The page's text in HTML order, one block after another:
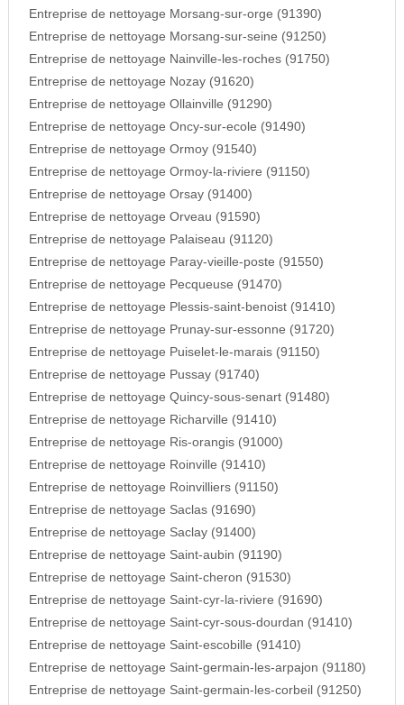
Entreprise de nettoyage Morsang-sur-orge (91390)
Entreprise de nettoyage Morsang-sur-seine (91250)
Entreprise de nettoyage Nainville-les-roches (91750)
Entreprise de nettoyage Nozay (91620)
Entreprise de nettoyage Ollainville (91290)
Entreprise de nettoyage Oncy-sur-ecole (91490)
Entreprise de nettoyage Ormoy (91540)
Entreprise de nettoyage Ormoy-la-riviere (91150)
Entreprise de nettoyage Orsay (91400)
Entreprise de nettoyage Orveau (91590)
Entreprise de nettoyage Palaiseau (91120)
Entreprise de nettoyage Paray-vieille-poste (91550)
Entreprise de nettoyage Pecqueuse (91470)
Entreprise de nettoyage Plessis-saint-benoist (91410)
Entreprise de nettoyage Prunay-sur-essonne (91720)
Entreprise de nettoyage Puiselet-le-marais (91150)
Entreprise de nettoyage Pussay (91740)
Entreprise de nettoyage Quincy-sous-senart (91480)
Entreprise de nettoyage Richarville (91410)
Entreprise de nettoyage Ris-orangis (91000)
Entreprise de nettoyage Roinville (91410)
Entreprise de nettoyage Roinvilliers (91150)
Entreprise de nettoyage Saclas (91690)
Entreprise de nettoyage Saclay (91400)
Entreprise de nettoyage Saint-aubin (91190)
Entreprise de nettoyage Saint-cheron (91530)
Entreprise de nettoyage Saint-cyr-la-riviere (91690)
Entreprise de nettoyage Saint-cyr-sous-dourdan (91410)
Entreprise de nettoyage Saint-escobille (91410)
Entreprise de nettoyage Saint-germain-les-arpajon (91180)
Entreprise de nettoyage Saint-germain-les-corbeil (91250)